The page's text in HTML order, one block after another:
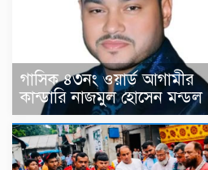
গাসিক ৪৩নং ওয়ার্ড আগামীর
কান্ডারি নাজমুল হোসেন মন্ডল